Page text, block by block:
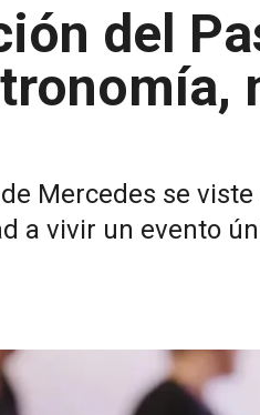
del
Mercedes se
a vivir un evento